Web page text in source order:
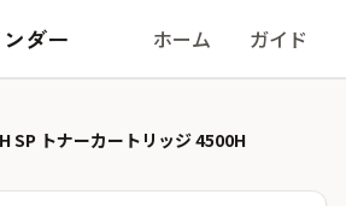
ダー ホーム ガイド
SP トナーカートリッジ 4500H